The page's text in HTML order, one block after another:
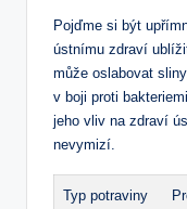
Pojďme si být
ústnímu zdraví
může oslabovat
v boji proti
jeho vliv na⁣ zdraví​
nevymizí.
Typ potraviny